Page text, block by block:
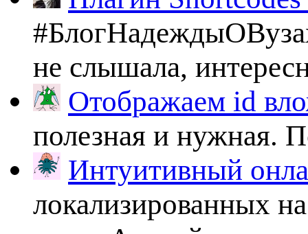
не слышала,
Отображаем id
полезная и нужная.
Интуитивный
локализированных